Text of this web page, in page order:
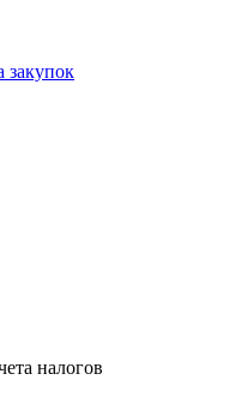
закупок
налогов